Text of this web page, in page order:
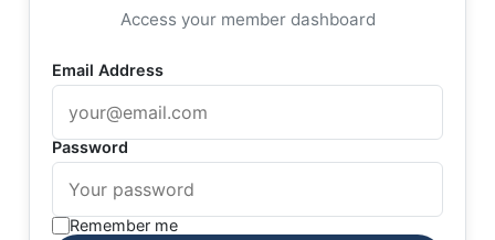
Access your member dashboard
Email Address
Password
Remember me